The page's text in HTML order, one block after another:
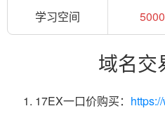
学习空间
5000
域名交
17EX一口价购买：